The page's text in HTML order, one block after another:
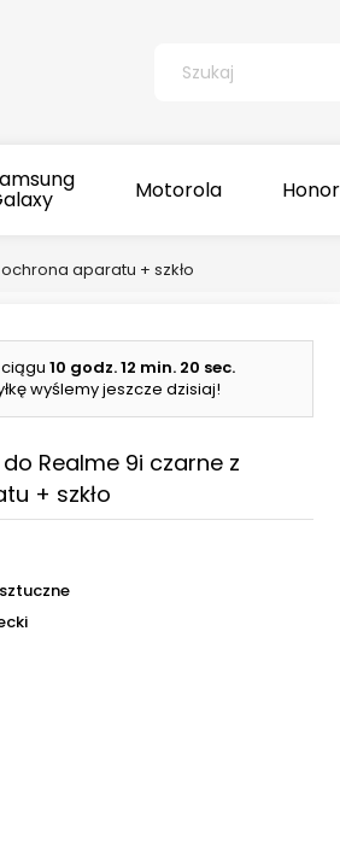
Motorola Honor
aparatu + szkło
ciągu10 godz.12 min.19 sec.
wyślemy jeszcze dzisiaj!
Realme 9i czarne z
+ szkło